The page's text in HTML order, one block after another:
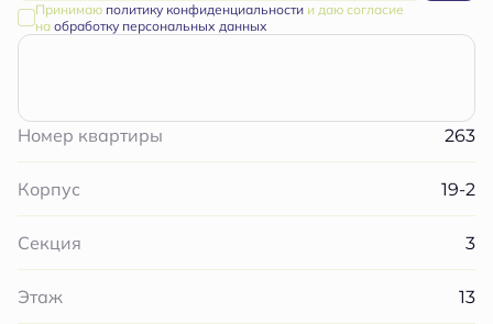
Принимаю политику конфиденциальностии даю согласие
на обработку персональных данных
Номер квартиры 263
Корпус 19-2
Секция 3
Этаж 13